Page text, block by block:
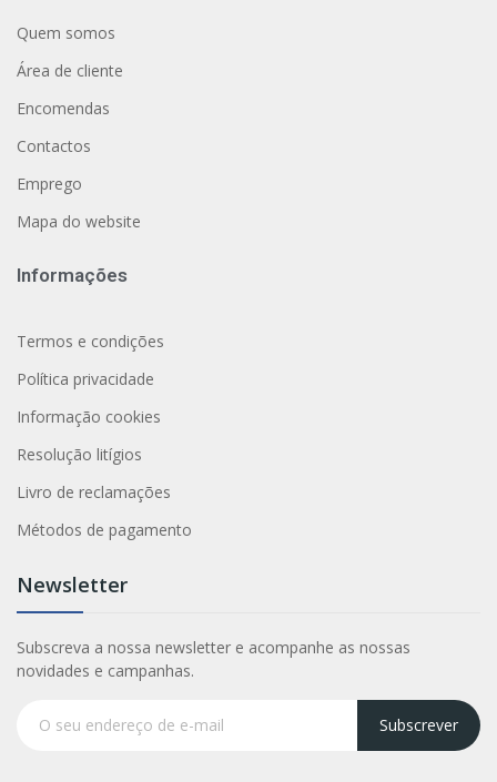
Quem somos
Área de cliente
Encomendas
Contactos
Emprego
Mapa do website
Informações
Termos e condições
Política privacidade
Informação cookies
Resolução litígios
Livro de reclamações
Métodos de pagamento
Newsletter
Subscreva a nossa newsletter e acompanhe as nossas
novidades e campanhas.
Subscrever